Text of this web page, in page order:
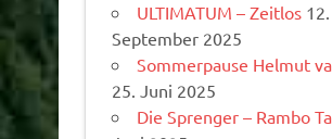
ULTIMATUM – Zeitlos 12.
September 2025
Sommerpause Helmut
25. Juni 2025
Die Sprenger – Rambo